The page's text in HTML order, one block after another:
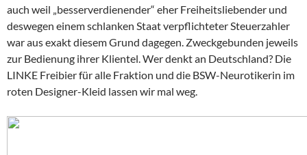
auch weil „besserverdienender“ eher Freiheitsliebender und
deswegen einem schlanken Staat verpflichteter Steuerzahler
war aus exakt diesem Grund dagegen. Zweckgebunden jeweils
zur Bedienung ihrer Klientel. Wer denkt an Deutschland? Die
LINKE Freibier für alle Fraktion und die BSW-Neurotikerin im
roten Designer-Kleid lassen wir mal weg.